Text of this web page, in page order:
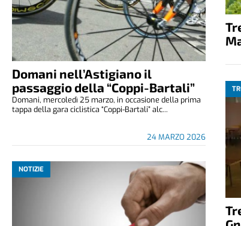
Domani nell’Astigiano il
passaggio della “Coppi-Bartali”
24 MARZO 2026
Domani, mercoledì 25 marzo, in occasione della prima
tappa della gara ciclistica “Coppi-Bartali” alc...
NOTIZIE